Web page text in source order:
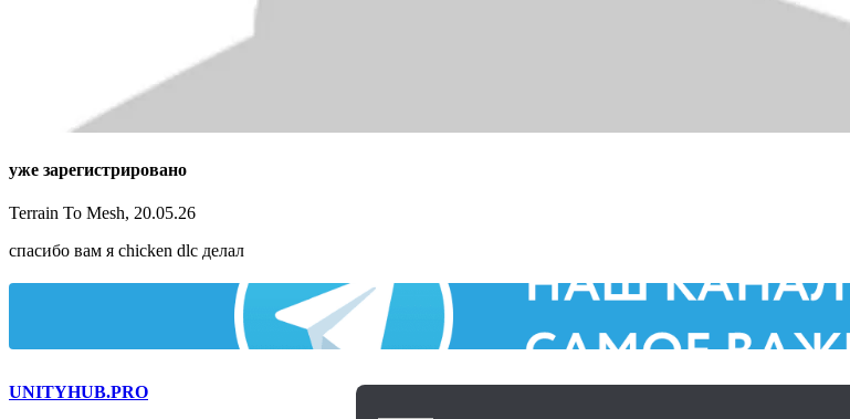
уже зарегистрировано
Terrain To Mesh, 20.05.26
спасибо вам я chicken dlc делал
UNITYHUB.PRO